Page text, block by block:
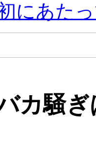
にあた
カ騒